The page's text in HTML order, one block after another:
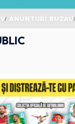
ANUNTURI BUZAU